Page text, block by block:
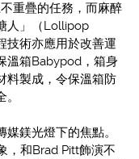
重疊的任務，而麻醉
人」（Lollipop
技術亦應用於改善運
溫箱Babypod，箱身
料製成，令保溫箱防
鎂光燈下的焦點。
，和Brad Pitt飾演不